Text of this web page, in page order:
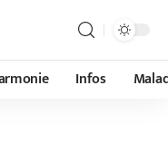
Infos